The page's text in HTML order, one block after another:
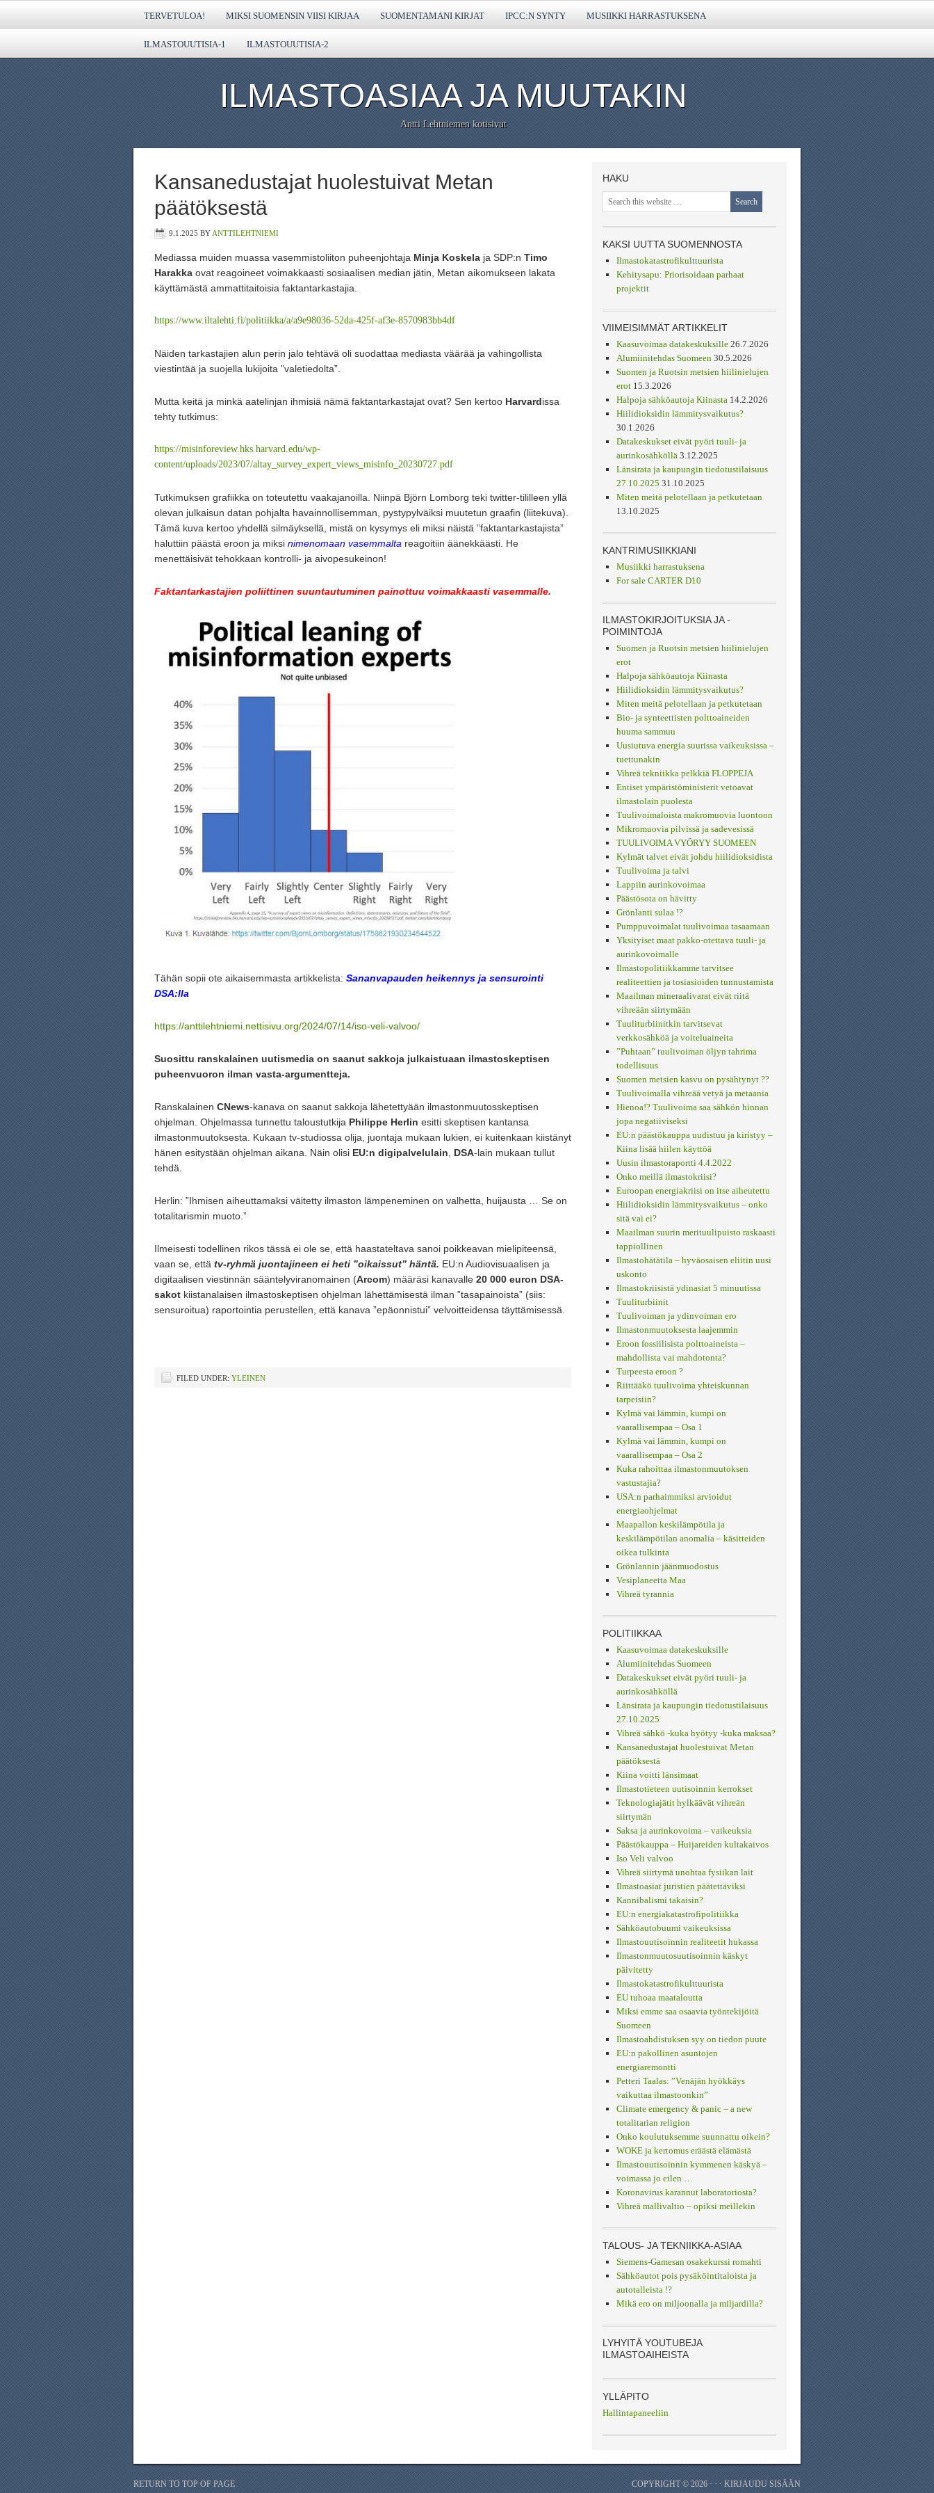
TERVETULOA! MIKSI SUOMENSIN VIISI KIRJAA SUOMENTAMANI KIRJAT IPCC:N SYNTY MUSIIKKI HARRASTUKSENA
ILMASTOUUTISIA-1 ILMASTOUUTISIA-2
ILMASTOASIAA JA MUUTAKIN
Antti Lehtniemen kotisivut
Kansanedustajat huolestuivat Metan
päätöksestä
9.1.2025 BY ANTTILEHTNIEMI
Mediassa muiden muassa vasemmistoliiton puheenjohtaja Minja Koskela ja SDP:n Timo
Harakka ovat reagoineet voimakkaasti sosiaalisen median jätin, Metan aikomukseen lakata
käyttämästä ammattitaitoisia faktantarkastajia.
https://www.iltalehti.fi/politiikka/a/a9e98036-52da-425f-af3e-8570983bb4df
Näiden tarkastajien alun perin jalo tehtävä oli suodattaa mediasta väärää ja vahingollista
viestintää ja suojella lukijoita ”valetiedolta”.
Mutta keitä ja minkä aatelinjan ihmisiä nämä faktantarkastajat ovat? Sen kertoo Harvardissa
tehty tutkimus:
https://misinforeview.hks.harvard.edu/wp-
content/uploads/2023/07/altay_survey_expert_views_misinfo_20230727.pdf
Tutkimuksen grafiikka on toteutettu vaakajanoilla. Niinpä Björn Lomborg teki twitter-tililleen yllä
olevan julkaisun datan pohjalta havainnollisemman, pystypylväiksi muutetun graafin (liitekuva).
Tämä kuva kertoo yhdellä silmäyksellä, mistä on kysymys eli miksi näistä ”faktantarkastajista”
haluttiin päästä eroon ja miksi nimenomaan vasemmalta reagoitiin äänekkäästi. He
menettäisivät tehokkaan kontrolli- ja aivopesukeinon!
Faktantarkastajien poliittinen suuntautuminen painottuu voimakkaasti vasemmalle.
Tähän sopii ote aikaisemmasta artikkelista: Sananvapauden heikennys ja sensurointi
DSA:lla
https://anttilehtniemi.nettisivu.org/2024/07/14/iso-veli-valvoo/
Suosittu ranskalainen uutismedia on saanut sakkoja julkaistuaan ilmastoskeptisen
puheenvuoron ilman vasta-argumentteja.
Ranskalainen CNews-kanava on saanut sakkoja lähetettyään ilmastonmuutosskeptisen
ohjelman. Ohjelmassa tunnettu taloustutkija Philippe Herlin esitti skeptisen kantansa
ilmastonmuutoksesta. Kukaan tv-studiossa olija, juontaja mukaan lukien, ei kuitenkaan kiistänyt
hänen esitystään ohjelman aikana. Näin olisi EU:n digipalvelulain DSA-lain mukaan tullut
tehdä.
Herlin: ”Ihmisen aiheuttamaksi väitetty ilmaston lämpeneminen on valhetta, huijausta … Se on
totalitarismin muoto.”
Ilmeisesti todellinen rikos tässä ei ole se, että haastateltava sanoi poikkeavan mielipiteensä,
vaan se, että tv-ryhmä juontajineen ei heti ”oikaissut” häntä. EU:n Audiovisuaalisen ja
digitaalisen viestinnän sääntelyviranomainen (Arcom) määräsi kanavalle 20 000 euron DSA-
sakot kiistanalaisen ilmastoskeptisen ohjelman lähettämisestä ilman ”tasapainoista” (siis:
sensuroitua) raportointia perustellen, että kanava ”epäonnistui” velvoitteidensa täyttämisessä.
FILED UNDER: YLEINEN
HAKU
KAKSI UUTTA SUOMENNOSTA
Ilmastokatastrofikulttuurista
Kehitysapu: Priorisoidaan parhaat
projektit
VIIMEISIMMÄT ARTIKKELIT
Kaasuvoimaa datakeskuksille 26.7.2026
Alumiinitehdas Suomeen 30.5.2026
Suomen ja Ruotsin metsien hiilinielujen
erot 15.3.2026
Halpoja sähköautoja Kiinasta 14.2.2026
Hiilidioksidin lämmitysvaikutus?
30.1.2026
Datakeskukset eivät pyöri tuuli- ja
aurinkosähköllä 3.12.2025
Länsirata ja kaupungin tiedotustilaisuus
27.10.2025 31.10.2025
Miten meitä pelotellaan ja petkutetaan
13.10.2025
KANTRIMUSIIKKIANI
Musiikki harrastuksena
For sale CARTER D10
ILMASTOKIRJOITUKSIA JA -
POIMINTOJA
Suomen ja Ruotsin metsien hiilinielujen
erot
Halpoja sähköautoja Kiinasta
Hiilidioksidin lämmitysvaikutus?
Miten meitä pelotellaan ja petkutetaan
Bio- ja synteettisten polttoaineiden
huuma sammuu
Uusiutuva energia suurissa vaikeuksissa –
tuettunakin
Vihreä tekniikka pelkkiä FLOPPEJA
Entiset ympäristöministerit vetoavat
ilmastolain puolesta
Tuulivoimaloista makromuovia luontoon
Mikromuovia pilvissä ja sadevesissä
TUULIVOIMA VYÖRYY SUOMEEN
Kylmät talvet eivät johdu hiilidioksidista
Tuulivoima ja talvi
Lappiin aurinkovoimaa
Päästösota on hävitty
Grönlanti sulaa !?
Pumppuvoimalat tuulivoimaa tasaamaan
Yksityiset maat pakko-otettava tuuli- ja
aurinkovoimalle
Ilmastopolitiikkamme tarvitsee
realiteettien ja tosiasioiden tunnustamista
Maailman mineraalivarat eivät riitä
vihreään siirtymään
Tuuliturbiinitkin tarvitsevat
verkkosähköä ja voiteluaineita
”Puhtaan” tuulivoiman öljyn tahrima
todellisuus
Suomen metsien kasvu on pysähtynyt ??
Tuulivoimalla vihreää vetyä ja metaania
Hienoa!? Tuulivoima saa sähkön hinnan
jopa negatiiviseksi
EU:n päästökauppa uudistuu ja kiristyy –
Kiina lisää hiilen käyttöä
Uusin ilmastoraportti 4.4.2022
Onko meillä ilmastokriisi?
Euroopan energiakriisi on itse aiheutettu
Hiilidioksidin lämmitysvaikutus – onko
sitä vai ei?
Maailman suurin merituulipuisto raskaasti
tappiollinen
Ilmastohätätila – hyväosaisen eliitin uusi
uskonto
Ilmastokriisistä ydinasiat 5 minuutissa
Tuuliturbiinit
Tuulivoiman ja ydinvoiman ero
Ilmastonmuutoksesta laajemmin
Eroon fossiilisista polttoaineista –
mahdollista vai mahdotonta?
Turpeesta eroon ?
Riittääkö tuulivoima yhteiskunnan
tarpeisiin?
Kylmä vai lämmin, kumpi on
vaarallisempaa – Osa 1
Kylmä vai lämmin, kumpi on
vaarallisempaa – Osa 2
Kuka rahoittaa ilmastonmuutoksen
vastustajia?
USA:n parhaimmiksi arvioidut
energiaohjelmat
Maapallon keskilämpötila ja
keskilämpötilan anomalia – käsitteiden
oikea tulkinta
Grönlannin jäänmuodostus
Vesiplaneetta Maa
Vihreä tyrannia
POLITIIKKAA
Kaasuvoimaa datakeskuksille
Alumiinitehdas Suomeen
Datakeskukset eivät pyöri tuuli- ja
aurinkosähköllä
Länsirata ja kaupungin tiedotustilaisuus
27.10.2025
Vihreä sähkö -kuka hyötyy -kuka maksaa?
Kansanedustajat huolestuivat Metan
päätöksestä
Kiina voitti länsimaat
Ilmastotieteen uutisoinnin kerrokset
Teknologiajätit hylkäävät vihreän
siirtymän
Saksa ja aurinkovoima – vaikeuksia
Päästökauppa – Huijareiden kultakaivos
Iso Veli valvoo
Vihreä siirtymä unohtaa fysiikan lait
Ilmastoasiat juristien päätettäviksi
Kannibalismi takaisin?
EU:n energiakatastrofipolitiikka
Sähköautobuumi vaikeuksissa
Ilmastouutisoinnin realiteetit hukassa
Ilmastonmuutosuutisoinnin käskyt
päivitetty
Ilmastokatastrofikulttuurista
EU tuhoaa maataloutta
Miksi emme saa osaavia työntekijöitä
Suomeen
Ilmastoahdistuksen syy on tiedon puute
EU:n pakollinen asuntojen
energiaremontti
Petteri Taalas: ”Venäjän hyökkäys
vaikuttaa ilmastoonkin”
Climate emergency & panic – a new
totalitarian religion
Onko koulutuksemme suunnattu oikein?
WOKE ja kertomus eräästä elämästä
Ilmastouutisoinnin kymmenen käskyä –
voimassa jo eilen …
Koronavirus karannut laboratoriosta?
Vihreä mallivaltio – opiksi meillekin
TALOUS- JA TEKNIIKKA-ASIAA
Siemens-Gamesan osakekurssi romahti
Sähköautot pois pysäköintitaloista ja
autotalleista !?
Mikä ero on miljoonalla ja miljardilla?
LYHYITÄ YOUTUBEJA
ILMASTOAIHEISTA
YLLÄPITO
Hallintapaneeliin
RETURN TO TOP OF PAGE COPYRIGHT © 2026 · · ·KIRJAUDU SISÄÄN